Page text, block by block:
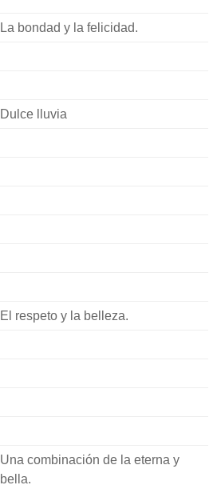
La bondad y la felicidad.
Dulce lluvia
El respeto y la belleza.
Una combinación de la eterna y
bella.